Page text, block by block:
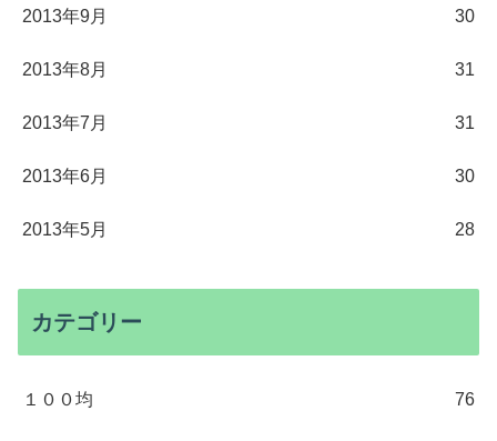
2013年9月 30
2013年8月 31
2013年7月 31
2013年6月 30
2013年5月 28
カテゴリー
１００均 76